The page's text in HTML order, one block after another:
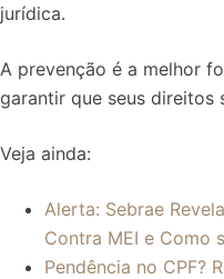
jurídica.
A prevenção é a melhor
garantir que seus direitos
Veja ainda:
Alerta: Sebrae
Contra MEI e Como
Pendência no CPF?